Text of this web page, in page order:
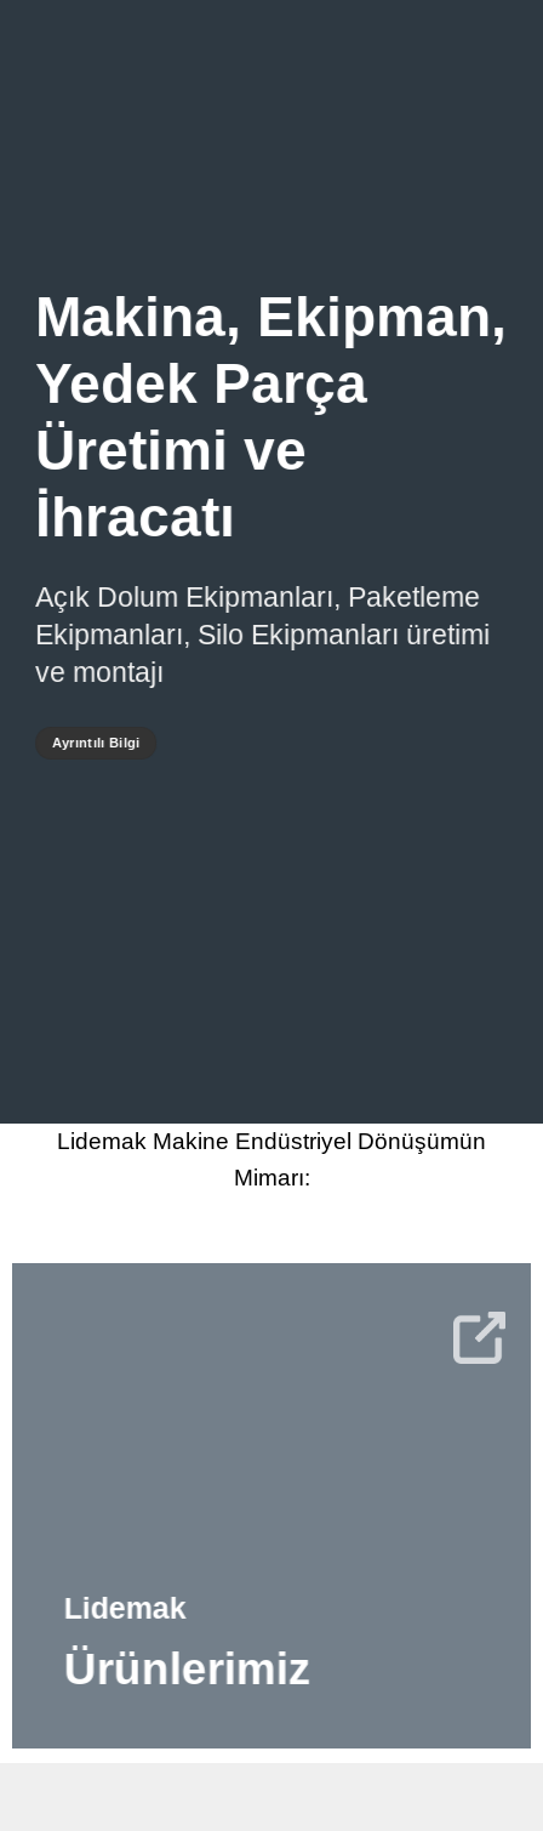
Makina, Ekipman,
Yedek Parça
Üretimi ve
İhracatı
Açık Dolum Ekipmanları, Paketleme
Ekipmanları, Silo Ekipmanları üretimi
ve montajı
Ayrıntılı Bilgi
Lidemak Makine Endüstriyel Dönüşümün
Mimarı:
Lidemak
Ürünlerimiz